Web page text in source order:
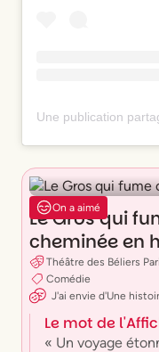
On a aimé
Le Gros qui
cheminée en
Théâtre des Béliers
Comédie
J'ai envied'Une
Le mot de
« Un voyage